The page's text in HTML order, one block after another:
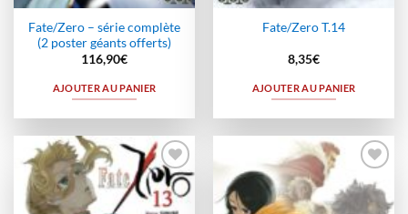
Fate/Zero – série complète
(2 poster géants offerts)
116,90€
AJOUTER AU PANIER
Fate/Zero T.14
8,35€
AJOUTER AU PANIER
Ajouter
à la
wishlist
Ajouter
à la
wishlist